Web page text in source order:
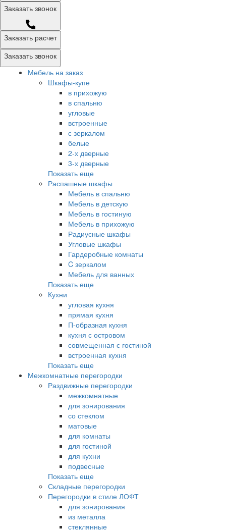
Заказать звонок
Заказать расчет
Заказать звонок
Мебель на заказ
Шкафы-купе
в прихожую
в спальню
угловые
встроенные
с зеркалом
белые
2-х дверные
3-х дверные
Показать еще
Распашные шкафы
Мебель в спальню
Мебель в детскую
Мебель в гостиную
Мебель в прихожую
Радиусные шкафы
Угловые шкафы
Гардеробные комнаты
C зеркалом
Мебель для ванных
Показать еще
Кухни
угловая кухня
прямая кухня
П-образная кухня
кухня с островом
совмещенная с гостиной
встроенная кухня
Показать еще
Межкомнатные перегородки
Раздвижные перегородки
межкомнатные
для зонирования
со стеклом
матовые
для комнаты
для гостиной
для кухни
подвесные
Показать еще
Складные перегородки
Перегородки в стиле ЛОФТ
для зонирования
из металла
стеклянные